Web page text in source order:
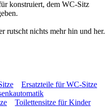
konstruiert, dem WC-Sitz
rutscht nichts mehr hin und her.
Ersatzteile für WC-Sitze
Toilettensitze für Kinder